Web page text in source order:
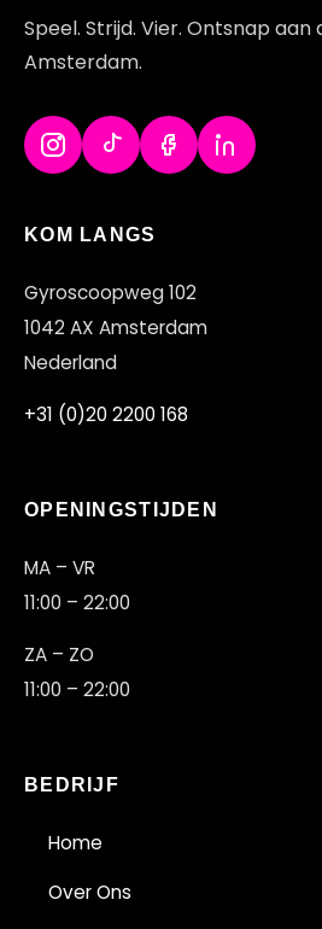
Speel. Strijd. Vier. Ontsnap
Amsterdam.
KOM LANGS
Gyroscoopweg 102
1042 AX Amsterdam
Nederland
+31 (0)20 2200 168
OPENINGSTIJDEN
MA – VR
11:00 – 22:00
ZA – ZO
11:00 – 22:00
BEDRIJF
Home
Over Ons